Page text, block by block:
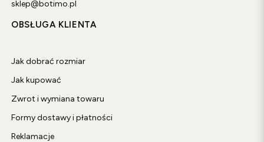
sklep@botimo.pl
OBSŁUGA KLIENTA
Jak dobrać rozmiar
Jak kupować
Zwrot i wymiana towaru
Formy dostawy i płatności
Reklamacje